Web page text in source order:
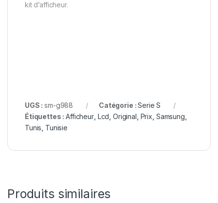
kit d’afficheur.
UGS :sm-g988 Catégorie :Serie S
Étiquettes :Afficheur, Lcd Original Prix Samsung
Tunis Tunisie
Produits similaires